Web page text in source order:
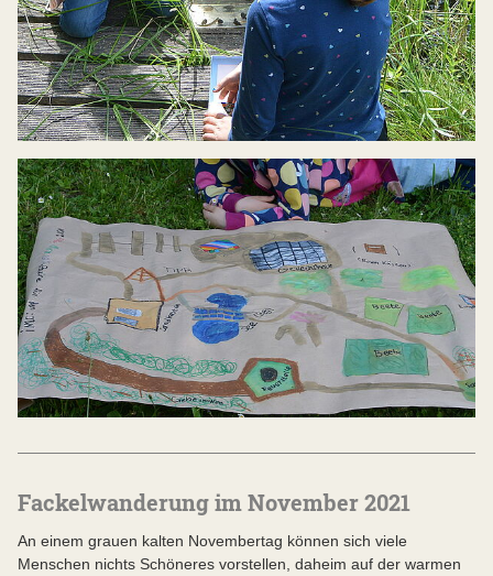
Fackelwanderung im November 2021
An einem grauen kalten Novembertag können sich viele
Menschen nichts Schöneres vorstellen, daheim auf der warmen